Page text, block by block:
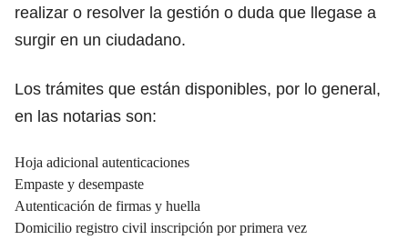
realizar o resolver la gestión o duda que llegase a
surgir en un ciudadano.
Los trámites que están disponibles, por lo general,
en las notarias son:
Hoja adicional autenticaciones
Empaste y desempaste
Autenticación de firmas y huella
Domicilio registro civil inscripción por primera vez